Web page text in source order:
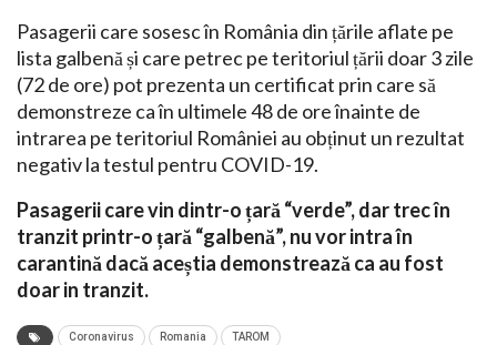
Pasagerii care sosesc în România din țările aflate pe
lista galbenă și care petrec pe teritoriul țării doar 3 zile
(72 de ore) pot prezenta un certificat prin care să
demonstreze ca în ultimele 48 de ore înainte de
intrarea pe teritoriul României au obținut un rezultat
negativ la testul pentru COVID-19.
Pasagerii care vin dintr-o țară “verde”, dar trec în
tranzit printr-o țară “galbenă”, nu vor intra în
carantină dacă aceștia demonstrează ca au fost
doar in tranzit.
Coronavirus Romania TAROM